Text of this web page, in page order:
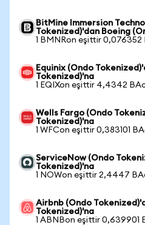
BitMine Immersion
Tokenized)'dan Boeing
1 BMNRon eşittir 0,076352
Equinix (Ondo
Tokenized)'na
1 EQIXon eşittir 4,4342
Wells Fargo (Ondo
Tokenized)'na
1 WFCon eşittir 0,383101
ServiceNow (Ondo
Tokenized)'na
1 NOWon eşittir 2,4447
Airbnb (Ondo
Tokenized)'na
1 ABNBon eşittir 0,639901